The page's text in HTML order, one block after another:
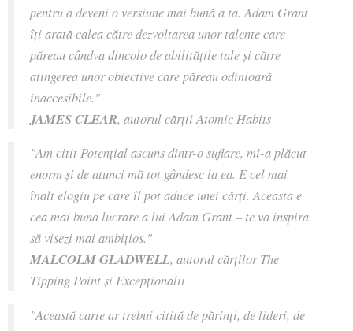
pentru a deveni o versiune mai bună a ta. Adam Grant
îți arată calea către dezvoltarea unor talente care
păreau cândva dincolo de abilitățile tale și către
atingerea unor obiective care păreau odinioară
inaccesibile."
JAMES CLEAR, autorul cărții Atomic Habits
"Am citit Potențial ascuns dintr-o suflare, mi-a plăcut
enorm și de atunci mă tot gândesc la ea. E cel mai
înalt elogiu pe care îl pot aduce unei cărți. Aceasta e
cea mai bună lucrare a lui Adam Grant – te va inspira
să visezi mai ambițios."
MALCOLM GLADWELL, autorul cărților The
Tipping Point și Excepționalii
"Această carte ar trebui citită de părinți, de lideri, de